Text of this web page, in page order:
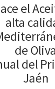
el
alta
de Oliva
del
Jaén